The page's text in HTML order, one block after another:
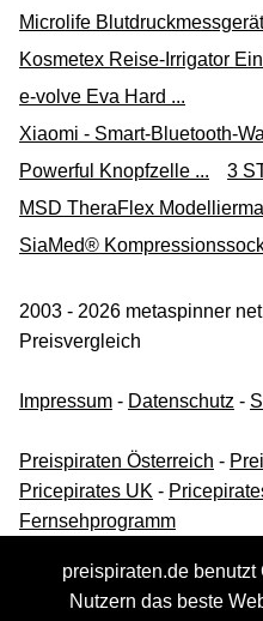
Microlife
Kosmetex Reise-Irrigator
e-volve Eva Hard ...
Xiaomi - Smart-Bluetooth-
Powerful Knopfzelle ...
3
MSD TheraFlex
SiaMed®
2003 - 2026 metaspinner
Preisvergleich
Impressum - Datenschutz -
Preispiraten Österreich -
Pricepirates UK -
Fernsehprogramm
preispiraten.de
Nutzern das beste